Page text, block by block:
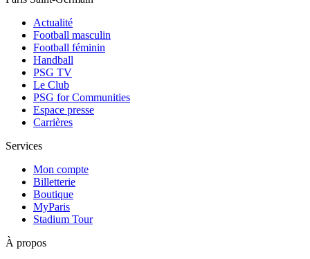
Actualité
Football masculin
Football féminin
Handball
PSG TV
Le Club
PSG for Communities
Espace presse
Carrières
Services
Mon compte
Billetterie
Boutique
MyParis
Stadium Tour
À propos